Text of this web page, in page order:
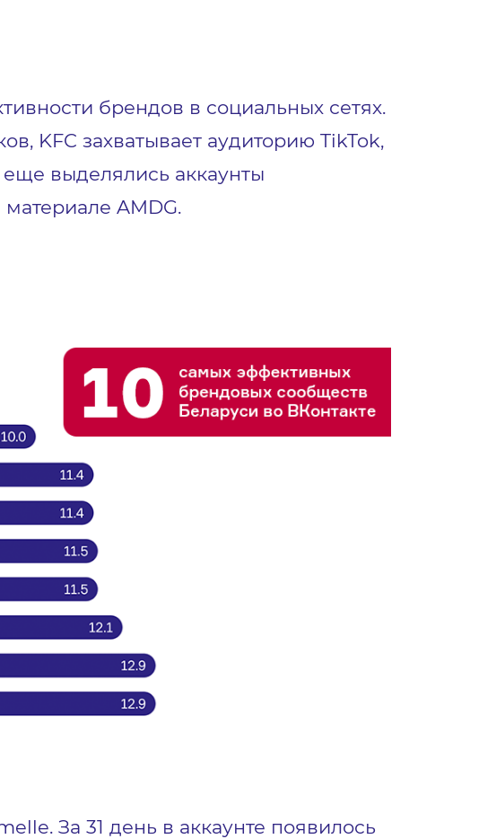
брендов в социальных сетях.
KFC захватывает аудиторию TikTok,
еще выделялись аккаунты
AMDG.
За 31 день в аккаунте появилось